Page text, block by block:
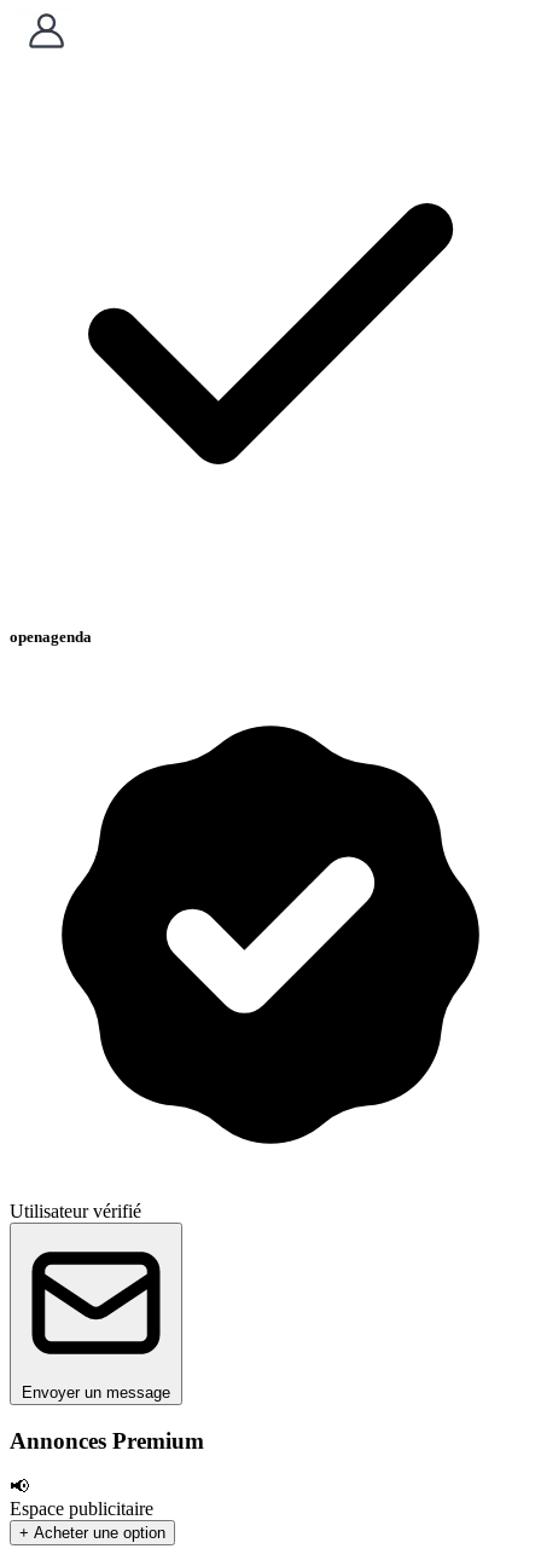
Annonces Premium
📢
Espace publicitaire
+ Acheter une option
openagenda
Utilisateur vérifié
Envoyer un message